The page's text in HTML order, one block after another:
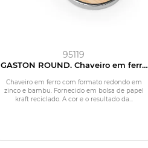
95119
GASTON ROUND. Chaveiro em ferro
bambu
Chaveiro em ferro com formato redondo em
zinco e bambu. Fornecido em bolsa de papel
kraft reciclado. A cor e o resultado da...